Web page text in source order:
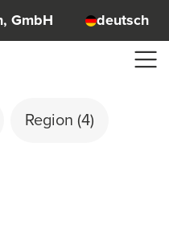
GmbH deutsch
Region (4)